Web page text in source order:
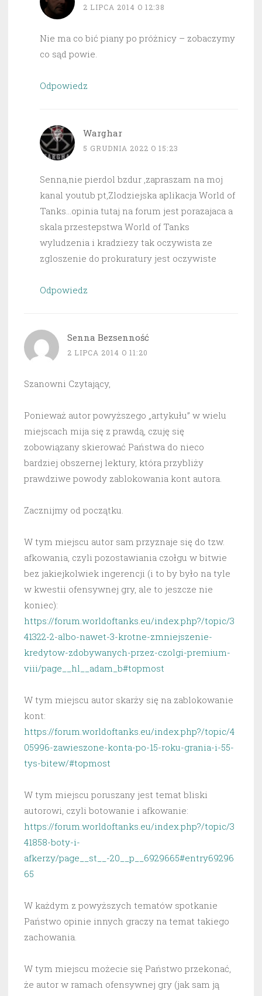
2 LIPCA 2014 O 12:38
Nie ma co bić piany po próżnicy – zobaczymy
co sąd powie.
Odpowiedz
Warghar
5 GRUDNIA 2022 O 15:23
Senna,nie pierdol bzdur ,zapraszam na moj
kanal youtub pt,Zlodziejska aplikacja World of
Tanks…opinia tutaj na forum jest porazajaca a
skala przestepstwa World of Tanks
wyludzenia i kradziezy tak oczywista ze
zgloszenie do prokuratury jest oczywiste
Odpowiedz
Senna Bezsenność
2 LIPCA 2014 O 11:20
Szanowni Czytający,
Ponieważ autor powyższego „artykułu” w wielu
miejscach mija się z prawdą, czuję się
zobowiązany skierować Państwa do nieco
bardziej obszernej lektury, która przybliży
prawdziwe powody zablokowania kont autora.
Zacznijmy od początku.
W tym miejscu autor sam przyznaje się do tzw.
afkowania, czyli pozostawiania czołgu w bitwie
bez jakiejkolwiek ingerencji (i to by było na tyle
w kwestii ofensywnej gry, ale to jeszcze nie
koniec):
https://forum.worldoftanks.eu/index.php?/topic/3
41322-2-albo-nawet-3-krotne-zmniejszenie-
kredytow-zdobywanych-przez-czolgi-premium-
viii/page__hl__adam_b#topmost
W tym miejscu autor skarży się na zablokowanie
kont:
https://forum.worldoftanks.eu/index.php?/topic/4
05996-zawieszone-konta-po-15-roku-grania-i-55-
tys-bitew/#topmost
W tym miejscu poruszany jest temat bliski
autorowi, czyli botowanie i afkowanie:
https://forum.worldoftanks.eu/index.php?/topic/3
41858-boty-i-
afkerzy/page__st__-20__p__6929665#entry69296
65
W każdym z powyższych tematów spotkanie
Państwo opinie innych graczy na temat takiego
zachowania.
W tym miejscu możecie się Państwo przekonać,
że autor w ramach ofensywnej gry (jak sam ją